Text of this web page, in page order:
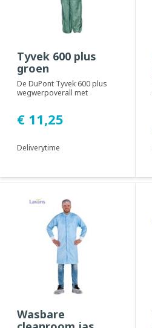
Tyvek 600 plus
groen
De DuPont Tyvek 600 plus
wegwerpoverall met
€ 11,25
Deliverytime
Wasbare